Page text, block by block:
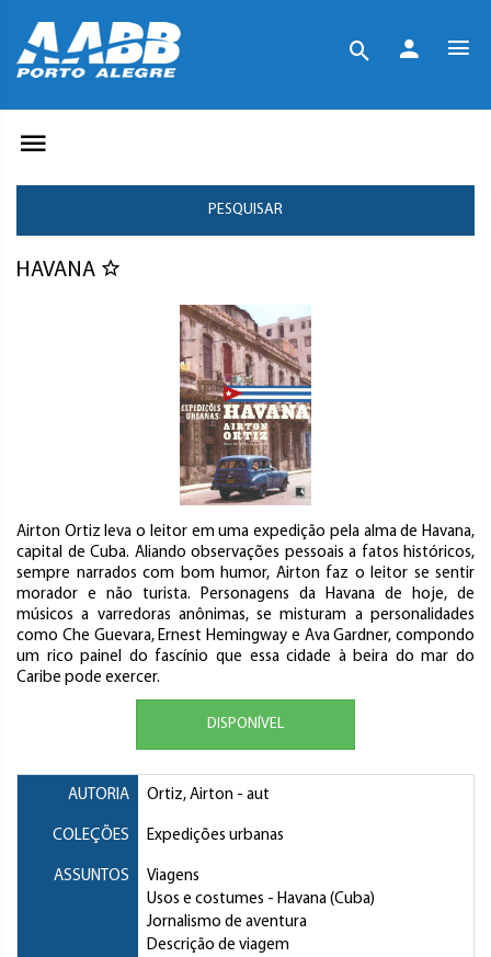
PESQUISAR
HAVANA
Airton Ortiz leva o leitor em uma expedição pela alma de Havana,
capital de Cuba. Aliando observações pessoais a fatos históricos,
sempre narrados com bom humor, Airton faz o leitor se sentir
morador e não turista. Personagens da Havana de hoje, de
músicos a varredoras anônimas, se misturam a personalidades
como Che Guevara, Ernest Hemingway e Ava Gardner, compondo
um rico painel do fascínio que essa cidade à beira do mar do
Caribe pode exercer.
DISPONÍVEL
AUTORIA Ortiz, Airton - aut
COLEÇÕES Expedições urbanas
ASSUNTOS
Viagens
Usos e costumes - Havana (Cuba)
Jornalismo de aventura
Descrição de viagem